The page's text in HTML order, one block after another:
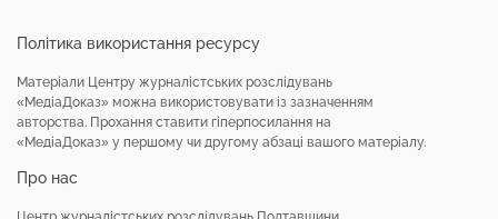
Про нас
Політика використання ресурсу
Матеріали Центру журналістських розслідувань
«МедіаДоказ» можна використовувати із зазначенням
авторства. Прохання ставити гіперпосилання на
«МедіаДоказ» у першому чи другому абзаці вашого матеріалу.